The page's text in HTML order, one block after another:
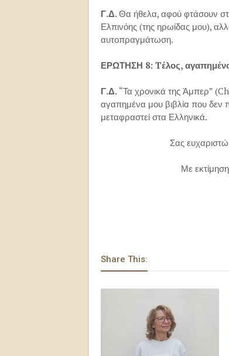
Γ.Δ.Θα ήθελα, αφού φτάσουν
Ελπινόης (της ηρωίδας μου),
αυτοπραγμάτωση.
ΕΡΩΤΗΣΗ 8: Tέλος,
Γ.Δ. “Τα χρονικά της Άμπερ”
αγαπημένα μου βιβλία που δεν
μεταφραστεί στα Ελληνικά.
Σας
Με
Share This: